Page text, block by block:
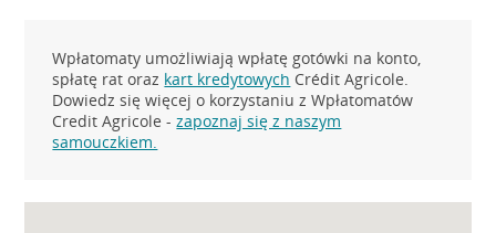
Wpłatomaty umożliwiają wpłatę gotówki na konto,
spłatę rat oraz kart kredytowych Crédit Agricole.
Dowiedz się więcej o korzystaniu z Wpłatomatów
Credit Agricole -zapoznaj się z naszym
samouczkiem.